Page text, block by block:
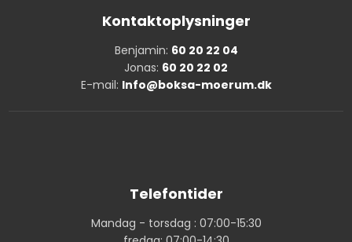
Kontaktoplysninger
Benjamin: 60 20 22 04
Jonas: 60 20 22 02
E-mail: Info@boksa-moerum.dk
Telefontider
Mandag - torsdag : 07:00-15:30